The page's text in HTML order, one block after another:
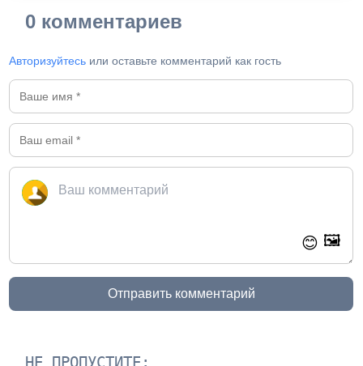
0 комментариев
Авторизуйтесь или оставьте комментарий как гость
😊 🖼️
Отправить комментарий